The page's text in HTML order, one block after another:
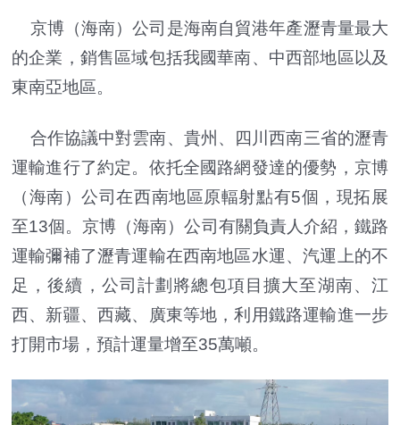
京博（海南）公司是海南自貿港年產瀝青量最大
的企業，銷售區域包括我國華南、中西部地區以及
東南亞地區。
合作協議中對雲南、貴州、四川西南三省的瀝青
運輸進行了約定。依托全國路網發達的優勢，京博
（海南）公司在西南地區原輻射點有5個，現拓展
至13個。京博（海南）公司有關負責人介紹，鐵路
運輸彌補了瀝青運輸在西南地區水運、汽運上的不
足，後續，公司計劃將總包項目擴大至湖南、江
西、新疆、西藏、廣東等地，利用鐵路運輸進一步
打開市場，預計運量增至35萬噸。